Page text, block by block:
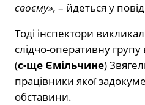
своєму», – йдеться у
Тоді інспектори
слідчо-оперативну групу
(с-ще Ємільчине)
працівники якої
обставини.